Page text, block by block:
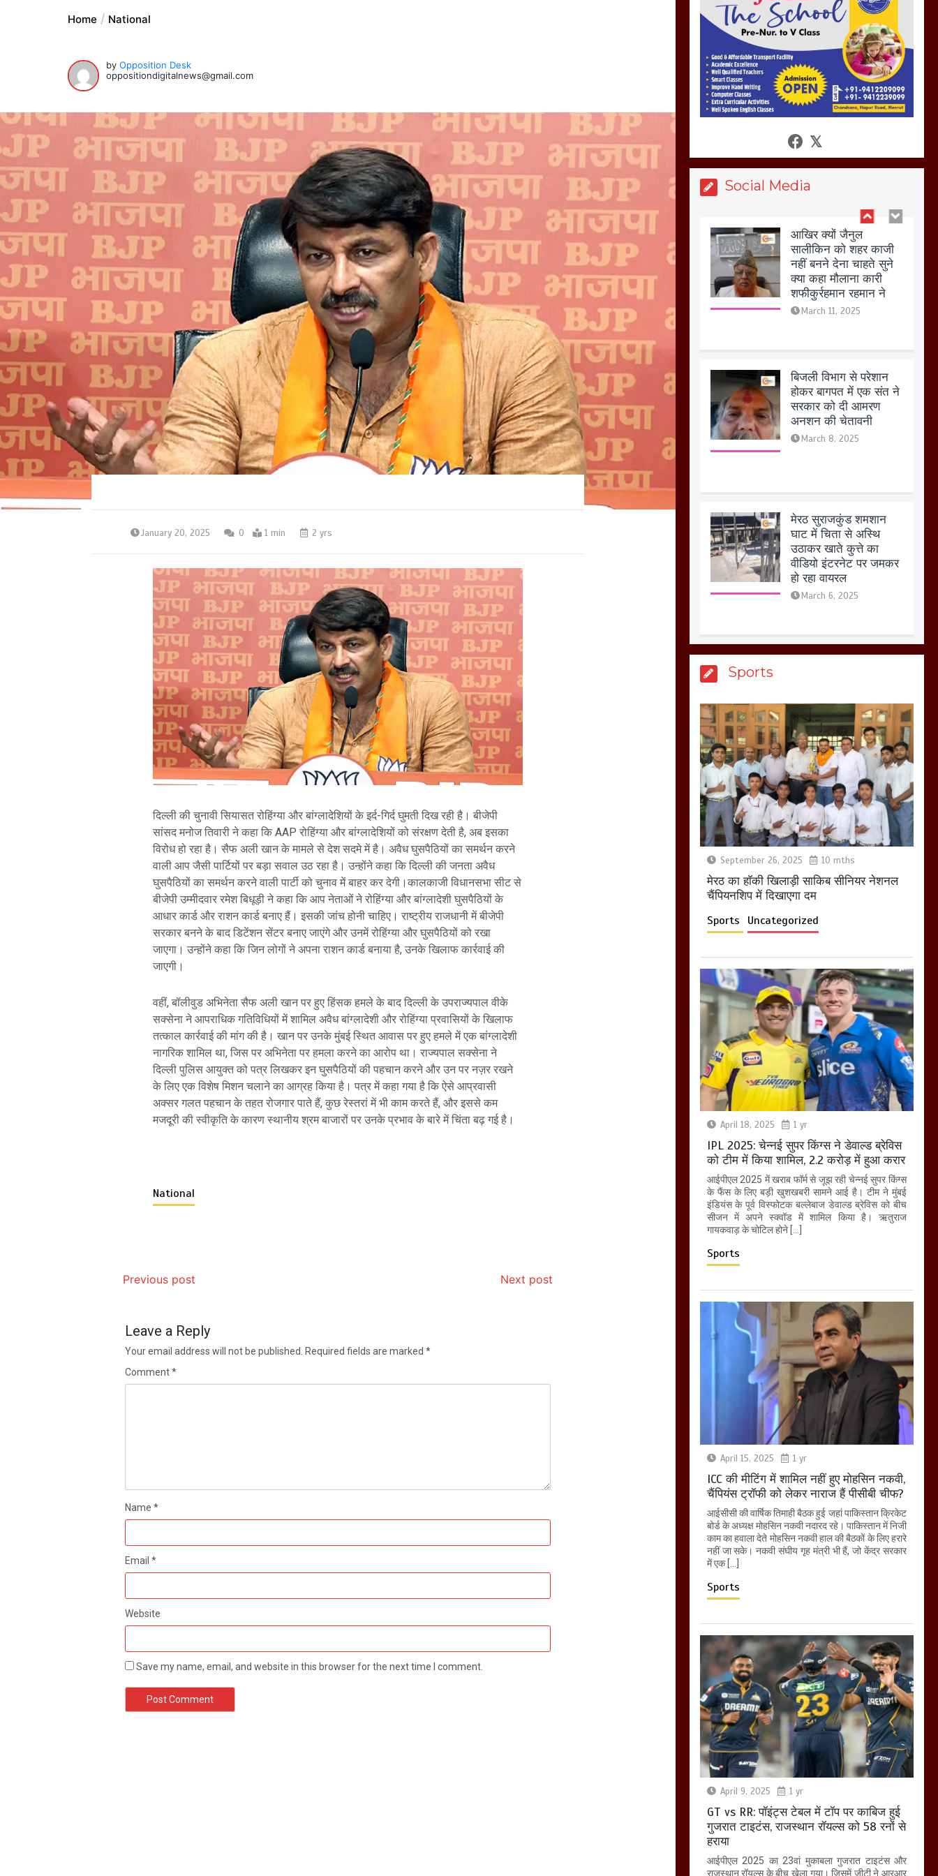
Home National
by Opposition Desk
oppositiondigitalnews@gmail.com
January 20, 2025 0 1 min 2 yrs
दिल्ली की चुनावी सियासत रोहिंग्या और बांग्लादेशियों के इर्द-गिर्द घुमती दिख रही है। बीजेपी
सांसद मनोज तिवारी ने कहा कि AAP रोहिंग्या और बांग्लादेशियों को संरक्षण देती है, अब इसका
विरोध हो रहा है। सैफ अली खान के मामले से देश सदमे में है। अवैध घुसपैठियों का समर्थन करने
वाली आप जैसी पार्टियों पर बड़ा सवाल उठ रहा है। उन्होंने कहा कि दिल्ली की जनता अवैध
घुसपैठियों का समर्थन करने वाली पार्टी को चुनाव में बाहर कर देगी।कालकाजी विधानसभा सीट से
बीजेपी उम्मीदवार रमेश बिधूड़ी ने कहा कि आप नेताओं ने रोहिंग्या और बांग्लादेशी घुसपैठियों के
आधार कार्ड और राशन कार्ड बनाए हैं। इसकी जांच होनी चाहिए। राष्ट्रीय राजधानी में बीजेपी
सरकार बनने के बाद डिटेंशन सेंटर बनाए जाएंगे और उनमें रोहिंग्या और घुसपैठियों को रखा
जाएगा। उन्होंने कहा कि जिन लोगों ने अपना राशन कार्ड बनाया है, उनके खिलाफ कार्रवाई की
जाएगी।
वहीं, बॉलीवुड अभिनेता सैफ अली खान पर हुए हिंसक हमले के बाद दिल्ली के उपराज्यपाल वीके
सक्सेना ने आपराधिक गतिविधियों में शामिल अवैध बांग्लादेशी और रोहिंग्या प्रवासियों के खिलाफ
तत्काल कार्रवाई की मांग की है। खान पर उनके मुंबई स्थित आवास पर हुए हमले में एक बांग्लादेशी
नागरिक शामिल था, जिस पर अभिनेता पर हमला करने का आरोप था। राज्यपाल सक्सेना ने
दिल्ली पुलिस आयुक्त को पत्र लिखकर इन घुसपैठियों की पहचान करने और उन पर नज़र रखने
के लिए एक विशेष मिशन चलाने का आग्रह किया है। पत्र में कहा गया है कि ऐसे आप्रवासी
अक्सर गलत पहचान के तहत रोजगार पाते हैं, कुछ रेस्तरां में भी काम करते हैं, और इससे कम
मजदूरी की स्वीकृति के कारण स्थानीय श्रम बाजारों पर उनके प्रभाव के बारे में चिंता बढ़ गई है।
National
Previous post Next post
Leave a Reply
Your email address will not be published. Required fields are marked *
Comment*
Name *
Email *
Website
Save my name, email, and website in this browser for the next time I comment.
Social Media
अगर रखी गई होली तो होगा
खून खराबा,
March 11, 2025
आखिर क्यों जैनुल
सालीकिन को शहर काजी
नहीं बनने देना चाहते सुने
क्या कहा मौलाना कारी
शफीकुर्रहमान रहमान ने
March 11, 2025
बिजली विभाग से परेशान
होकर बागपत में एक संत ने
सरकार को दी आमरण
अनशन की चेतावनी
March 8, 2025
मेरठ सुराजकुंड शमशान
घाट में चिता से अस्थि
उठाकर खाते कुत्ते का
वीडियो इंटरनेट पर जमकर
हो रहा वायरल
होलिका रखने पर लात मार
कर होलिका को किया तहस
नहस,मोहल्ले वालों के साथ
की गई गाली गलोच ,कहा
अगर रखी गई होली तो होगा
खून खराबा,
क्या कहा मौलाना कारी
शफीकुर्रहमान रहमान ने
March 11, 2025
बिजली विभाग से परेशान
होकर बागपत में एक संत ने
सरकार को दी आमरण
अनशन की चेतावनी
March 8, 2025
Sports
September 26, 2025 10 mths
मेरठ का हाॅकी खिलाड़ी साकिब सीनियर नेशनल
चैंपियनशिप में दिखाएगा दम
Sports Uncategorized
April 18, 2025 1 yr
IPL 2025: चेन्नई सुपर किंग्स ने डेवाल्ड ब्रेविस
को टीम में किया शामिल, 2.2 करोड़ में हुआ करार
आईपीएल 2025 में खराब फॉर्म से जूझ रही चेन्नई सुपर किंग्स
के फैंस के लिए बड़ी खुशखबरी सामने आई है। टीम ने मुंबई
इंडियंस के पूर्व विस्फोटक बल्लेबाज डेवाल्ड ब्रेविस को बीच
सीजन में अपने स्क्वॉड में शामिल किया है। ऋतुराज
गायकवाड़ के चोटिल होने […]
Sports
April 15, 2025 1 yr
ICC की मीटिंग में शामिल नहीं हुए मोहसिन नकवी,
चैंपियंस ट्रॉफी को लेकर नाराज हैं पीसीबी चीफ?
आईसीसी की वार्षिक तिमाही बैठक हुई जहां पाकिस्तान क्रिकेट
बोर्ड के अध्यक्ष मोहसिन नकवी नदारद रहे। पाकिस्तान में निजी
काम का हवाला देते मोहसिन नकवी हाल की बैठकों के लिए हरारे
नहीं जा सके। नकवी संघीय गृह मंत्री भी हैं, जो केंद्र सरकार
में एक […]
Sports
April 9, 2025 1 yr
GT vs RR: पॉइंट्स टेबल में टॉप पर काबिज हुई
गुजरात टाइटंस, राजस्थान रॉयल्स को 58 रनों से
हराया
आईपीएल 2025 का 23वां मुकाबला गुजरात टाइटंस और
राजस्थान रॉयल्स के बीच खेला गया। जिसमें जीटी ने आरआर